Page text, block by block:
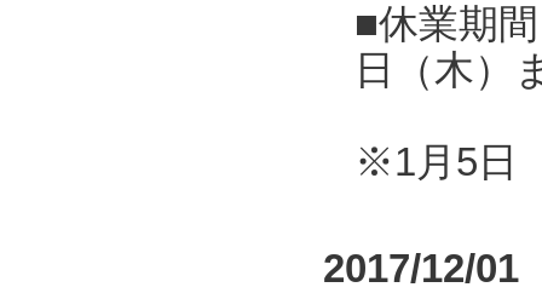
■休業期
日（木）
※1月5日
2017/12/01